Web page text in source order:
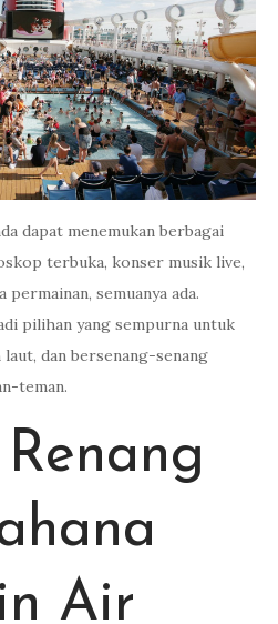
dapat menemukan berbagai
terbuka, konser musik live,
semuanya ada.
pilihan yang sempurna untuk
dan bersenang-senang
teman.
Air